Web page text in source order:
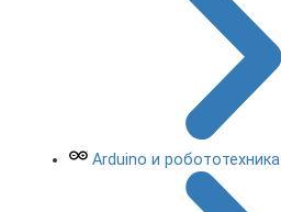
Arduino и робототехника